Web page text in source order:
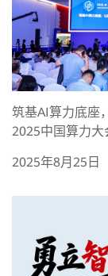
筑基AI算力底座
2025中国算力大
2025年8月25日